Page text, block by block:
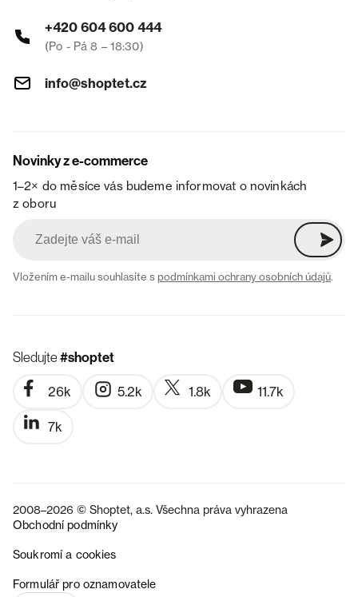
+420 604 600 444
(Po - Pá 8 – 18:30)
info@shoptet.cz
Novinky z e-commerce
1–2× do měsíce vás budeme informovat o novinkách
z oboru
Vložením e-mailu souhlasíte spodmínkami ochrany osobních údajů.
Sledujte#shoptet
26k 5.2k 1.8k 11.7k
7k
2008–2026 © Shoptet, a.s. Všechna práva vyhrazena
Obchodní podmínky
Soukromí a cookies
Formulář pro oznamovatele